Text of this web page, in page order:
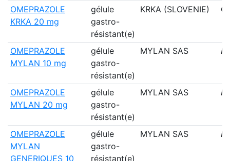
OMEPRAZOLE
KRKA 20 mg
gélule
gastro-
résistant(e)
KRKA (SLOVENIE)
OMEPRAZOLE
MYLAN 10 mg
gélule
gastro-
résistant(e)
MYLAN SAS
OMEPRAZOLE
MYLAN 20 mg
gélule
gastro-
résistant(e)
MYLAN SAS
OMEPRAZOLE
MYLAN
GENERIQUES 10
gélule
gastro-
résistant(e)
MYLAN SAS